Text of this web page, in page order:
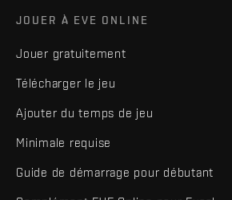
JOUER À EVE ONLINE
Jouer gratuitement
Télécharger le jeu
Ajouter du temps de jeu
Minimale requise
Guide de démarrage pour débutant